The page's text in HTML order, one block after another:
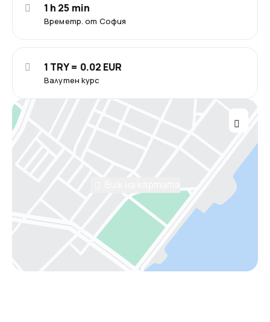
Времетр. от София
1 h 25 min
Валутен курс
1 TRY = 0.02 EUR